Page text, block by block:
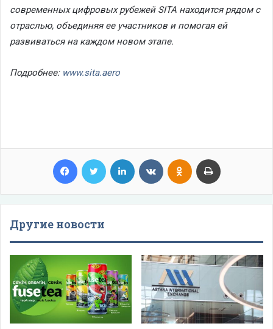
современных цифровых рубежей SITA находится рядом с
отраслью, объединяя ее участников и помогая ей
развиваться на каждом новом этапе.
Подробнее: www.sita.aero
Facebook Twitter LinkedIn VKontakteOdnoklassniki
Другие новости